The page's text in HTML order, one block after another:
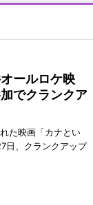
ールロケ映
でクランクア
た映画「カナとい
日、クランクアップ